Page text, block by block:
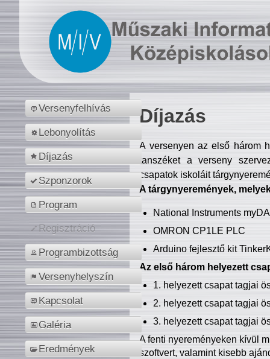
Versenyfelhívás
Lebonyolítás
Díjazás
Szponzorok
Program
Regisztráció
Programbizottság
Versenyhelyszín
Kapcsolat
Galéria
Eredmények
Díjazás
A versenyen az első három
tanszéket a verseny
csapatok iskoláit
A tárgynyeremények,
National Instruments
OMRON CP1LE PLC
Arduino fejlesztő kit
Az első három helyezett
1. helyezett csapat tagjai
2. helyezett csapat tagjai
3. helyezett csapat tagjai
A fenti nyereményeken kívül
szoftvert, valamint kisebb